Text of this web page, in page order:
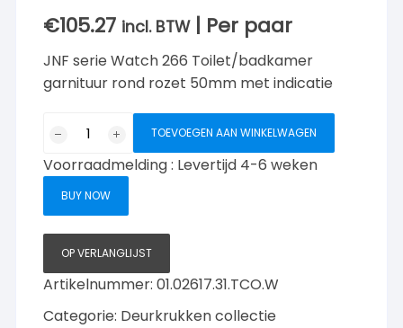
€105.27 incl. BTW | Per paar
JNF serie Watch 266 Toilet/badkamer
garnituur rond rozet 50mm met indicatie
Natur-
garnituur
met
indicatie,
Titanium-
Copper
TOEVOEGEN AAN WINKELWAGEN
Voorraadmelding : Levertijd 4-6 weken
BUY NOW
OP VERLANGLIJST
Artikelnummer:01.02617.31.TCO.W
Categorie: Deurkrukken collectie